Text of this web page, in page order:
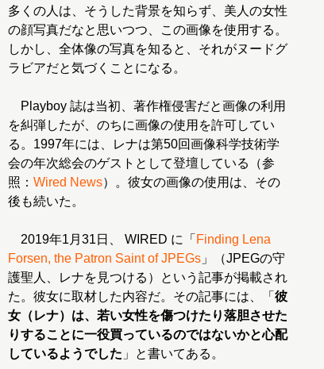
多くの人は、そうした背景を知らず、美人の女性
の顔写真だなと思いつつ、この画像を使用する。
しかし、全体像の写真を知ると、それがヌードグ
ラビアだと気づくことになる。
Playboy 誌は当初、著作権侵害だと画像の利用
を糾弾したが、のちに画像の使用を許可してい
る。1997年には、レナは第50回画像科学技術学
会の年次総会のゲストとして登壇している（参
照： Wired News）。彼女の画像の使用は、その
後も続いた。
2019年1月31日、 WIRED に「 Finding Lena
Forsen, the Patron Saint of JPEGs 」（JPEGの守
護聖人、レナを見つける）という記事が掲載され
た。彼女に取材した内容だ。その記事には、「 彼
女（レナ）は、若い女性を傷つけたり落胆させた
りすることに一役買っているのではないかと心配
しているようでした 」と書いてある。